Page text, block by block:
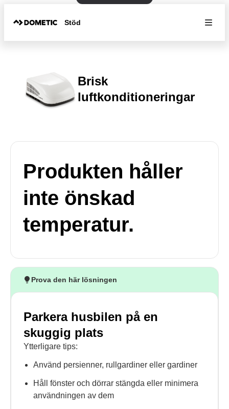
Stöd
Brisk
luftkonditioneringar
Produkten håller
inte önskad
temperatur.
Prova den här lösningen
Parkera husbilen på en
skuggig plats
Ytterligare tips:
Använd persienner, rullgardiner eller gardiner
Håll fönster och dörrar stängda eller minimera
användningen av dem